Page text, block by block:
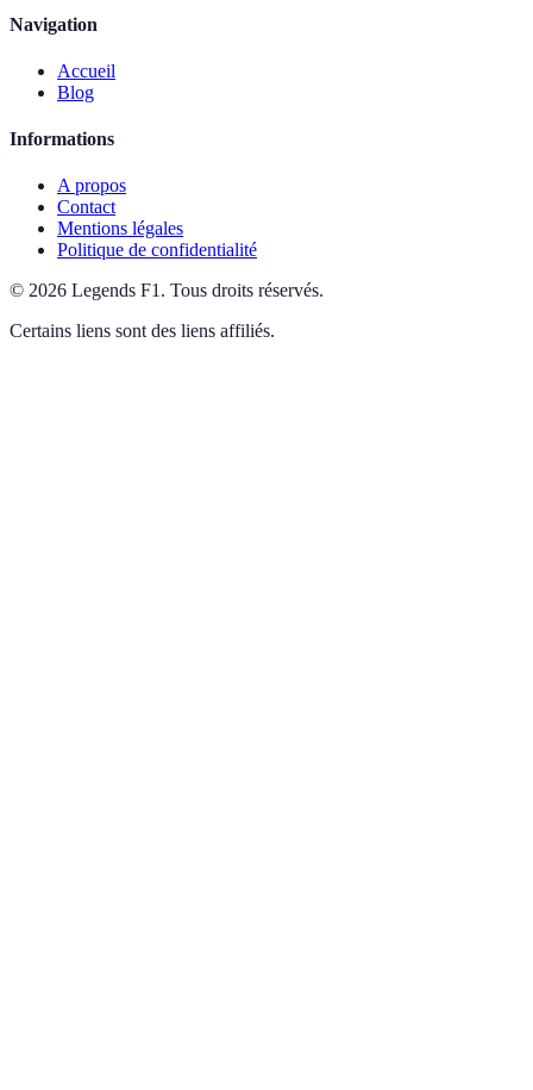
Navigation
Accueil
Blog
Informations
A propos
Contact
Mentions légales
Politique de confidentialité
© 2026 Legends F1 . Tous droits réservés.
Certains liens sont des liens affiliés.